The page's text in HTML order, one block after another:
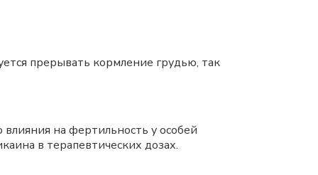
прерывать кормление грудью, так
на фертильность у особей
в терапевтических дозах.